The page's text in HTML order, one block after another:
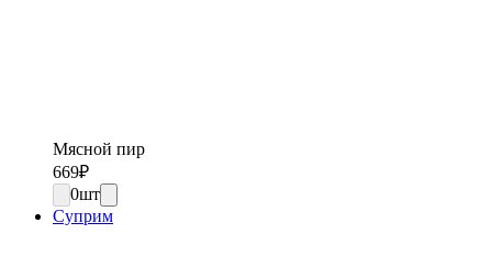
Мясной пир
669₽
0шт
Суприм